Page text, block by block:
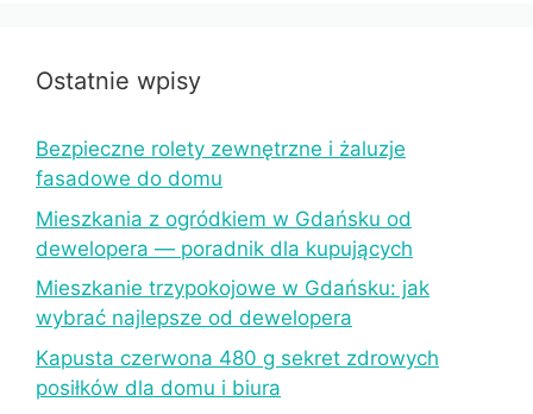
Ostatnie wpisy
Bezpieczne rolety zewnętrzne i żaluzje
fasadowe do domu
Mieszkania z ogródkiem w Gdańsku od
dewelopera — poradnik dla kupujących
Mieszkanie trzypokojowe w Gdańsku: jak
wybrać najlepsze od dewelopera
Kapusta czerwona 480 g sekret zdrowych
posiłków dla domu i biura